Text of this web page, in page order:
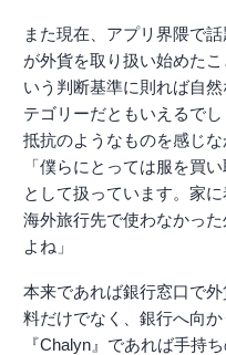
また現在、アプリ界隈で
が外貨を取り扱い始めた
いう判断基準に則れば自
テゴリーだともいえるで
抵抗のようなものを感じな
「僕らにとっては服を買
として扱っています。家
海外旅行先で使わなかっ
よね」
本来であれば銀行窓口で
料だけでなく、銀行へ向か
『Chalyn』であれば手持